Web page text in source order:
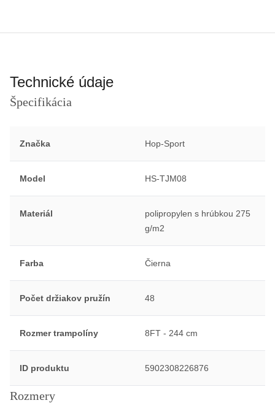
Technické údaje
Špecifikácia
Značka Hop-Sport
Model HS-TJM08
Materiál
polipropylen s hrúbkou 275
g/m2
Farba Čierna
Počet držiakov pružín 48
Rozmer trampolíny 8FT - 244 cm
ID produktu 5902308226876
Rozmery